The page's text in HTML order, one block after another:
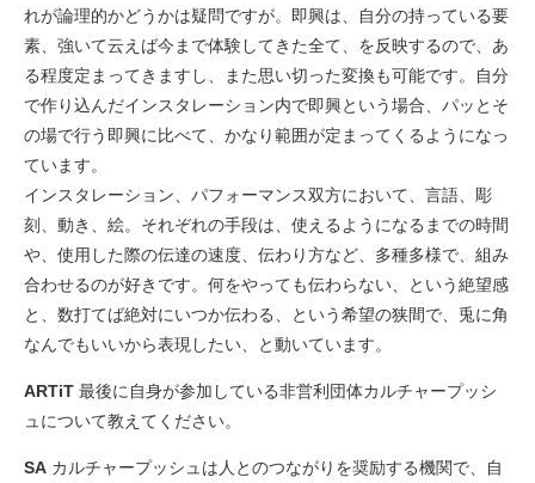
れが論理的かどうかは疑問ですが。即興は、自分の持っている要
素、強いて云えば今まで体験してきた全て、を反映するので、あ
る程度定まってきますし、また思い切った変換も可能です。自分
で作り込んだインスタレーション内で即興という場合、パッとそ
の場で行う即興に比べて、かなり範囲が定まってくるようになっ
ています。
インスタレーション、パフォーマンス双方において、言語、彫
刻、動き、絵。それぞれの手段は、使えるようになるまでの時間
や、使用した際の伝達の速度、伝わり方など、多種多様で、組み
合わせるのが好きです。何をやっても伝わらない、という絶望感
と、数打てば絶対にいつか伝わる、という希望の狭間で、兎に角
なんでもいいから表現したい、と動いています。
ARTiT 最後に自身が参加している非営利団体カルチャープッシ
ュについて教えてください。
SA カルチャープッシュは人とのつながりを奨励する機関で、自